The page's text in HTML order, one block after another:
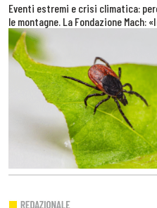
Eventi estremi e crisi climatica:
le montagne. La Fondazione Mach: